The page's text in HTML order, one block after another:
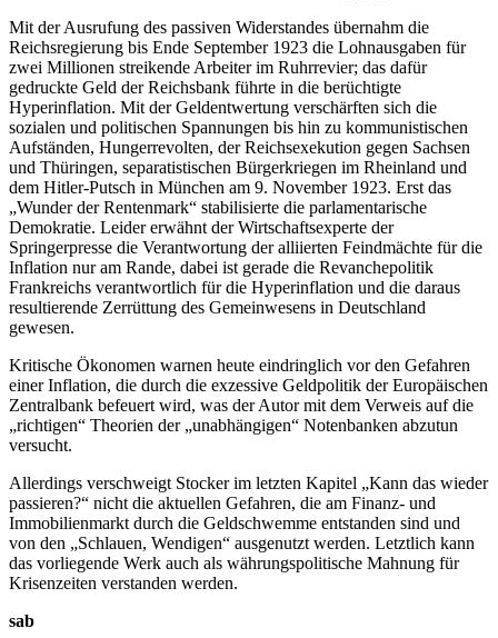
Mit der Ausrufung des passiven Widerstandes übernahm die
Reichsregierung bis Ende September 1923 die Lohnausgaben für
zwei Millionen streikende Arbeiter im Ruhrrevier; das dafür
gedruckte Geld der Reichsbank führte in die berüchtigte
Hyperinflation. Mit der Geldentwertung verschärften sich die
sozialen und politischen Spannungen bis hin zu kommunistischen
Aufständen, Hungerrevolten, der Reichsexekution gegen Sachsen
und Thüringen, separatistischen Bürgerkriegen im Rheinland und
dem Hitler-Putsch in München am 9. November 1923. Erst das
„Wunder der Rentenmark“ stabilisierte die parlamentarische
Demokratie. Leider erwähnt der Wirtschaftsexperte der
Springerpresse die Verantwortung der alliierten Feindmächte für die
Inflation nur am Rande, dabei ist gerade die Revanchepolitik
Frankreichs verantwortlich für die Hyperinflation und die daraus
resultierende Zerrüttung des Gemeinwesens in Deutschland
gewesen.
Kritische Ökonomen warnen heute eindringlich vor den Gefahren
einer Inflation, die durch die exzessive Geldpolitik der Europäischen
Zentralbank befeuert wird, was der Autor mit dem Verweis auf die
„richtigen“ Theorien der „unabhängigen“ Notenbanken abzutun
versucht.
Allerdings verschweigt Stocker im letzten Kapitel „Kann das wieder
passieren?“ nicht die aktuellen Gefahren, die am Finanz- und
Immobilienmarkt durch die Geldschwemme entstanden sind und
von den „Schlauen, Wendigen“ ausgenutzt werden. Letztlich kann
das vorliegende Werk auch als währungspolitische Mahnung für
Krisenzeiten verstanden werden.
sab